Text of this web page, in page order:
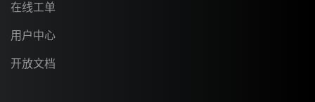
在线工单
用户中心
开放文档